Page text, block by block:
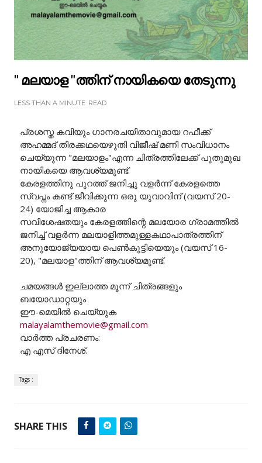
" മലയാള "ത്തിന് നായികയെ തേടുന്നു
LESS THAN A MINUTE READ
പ്രശസ്ത കവിയും ഗാനരചയിതാവുമായ റഫീക്ക്
അഹമ്മദ് തിരക്കഥയെഴുതി വിജീഷ് മണി സംവിധാനം
ചെയ്യുന്ന "മലയാളം"എന്ന ചിത്രത്തിലേക്ക് പുതുമുഖ
നായികയെ ആവശ്യമുണ്ട്.
കേരളത്തിനു പുറത്ത് ജനിച്ചു വളർന്ന് കേരളത്തെ
സ്വപ്നം കണ്ട് ജീവിക്കുന്ന ഒരു യുവാവിന് (വയസ് 20-
24) യോജിച്ച ആകാര
സവിശേഷതയും കേരളത്തിന്റെ മലയോര ഗ്രാമത്തിൽ
ജനിച്ച് വളർന്ന മലയാളിത്തമുള്ളകഥാപാത്രത്തിന്
അനുയോജ്യയായ പെൺകുട്ടിയെയും (വയസ് 16-
20), "മലയാള"ത്തിന് ആവശ്യമുണ്ട്.
ചമയങ്ങൾ ഇല്ലാത്ത മൂന്ന് ചിത്രങ്ങളും
ബയോഡാറ്റയും
ഈ-മെയിൽ ചെയ്യുക
malayalamthemovie@gmail.com
വാർത്ത പ്രചരണം:
എ എസ് ദിനേശ്.
Tags :
SHARE THIS